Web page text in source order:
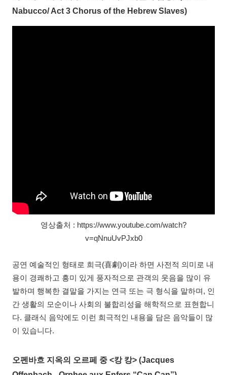
Nabucco/ Act 3 Chorus of the Hebrew Slaves)
영상출처 : https://www.youtube.com/watch?
v=qNnuUvPJxb0
공연 예술적인 형태로 희극(喜劇)이라 하면 사전적 의미로 내
용이 경쾌하고 흥미 있게 풍자적으로 관객의 웃음을 많이 유
발하며 행복한 결말을 가지는 연극 또는 극 형식을 말하며, 인
간 생활의 모순이나 사회의 불합리성을 해학적으로 표현합니
다. 클래식 음악에도 이런 희극적인 내용을 담은 음악들이 많
이 있습니다.
오펜바흐 지옥의 오르페 중 <캉 캉> (Jacques